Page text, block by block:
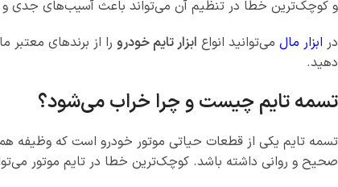
و کوچک‌ترین خطا در تنظیم آن می‌تواند باعث آسیب‌های جدی و
در ابزار مال می‌توانید انواع ابزار تایم خودرو را از برندهای معتبر
دهید.
تسمه تایم چیست و چرا خراب می‌شود؟
تسمه تایم یکی از قطعات حیاتی موتور خودرو است که وظیفه
صحیح و روانی داشته باشد. کوچک‌ترین خطا در تایم موتور